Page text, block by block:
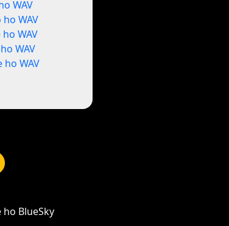
WAV
WAV
WAV
WAV
ho WAV
BlueSky